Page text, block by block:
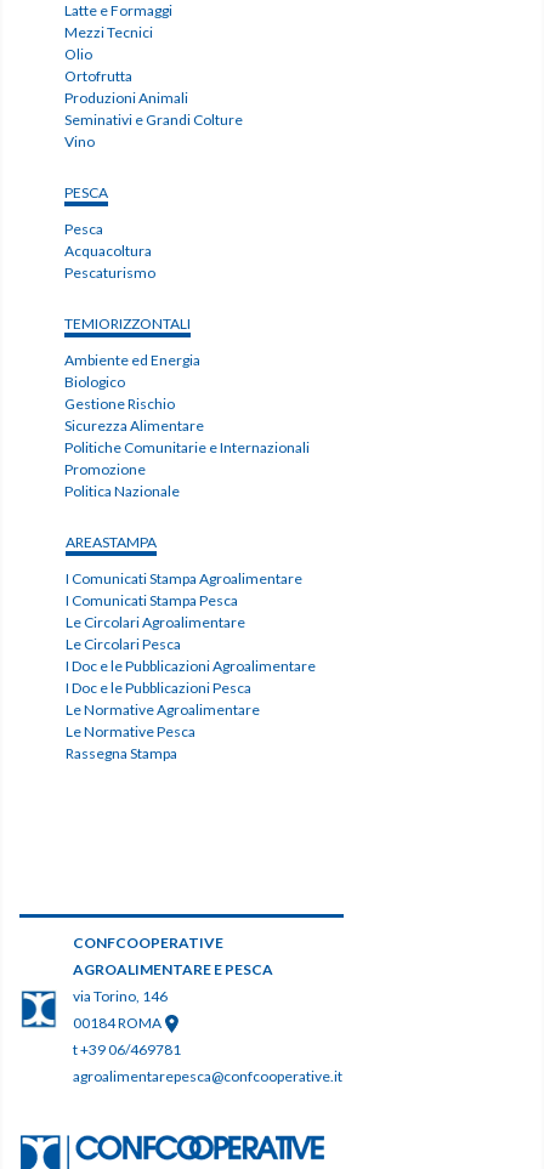
CONFCOOPERATIVE
AGROALIMENTARE E PESCA
via Torino, 146
00184 ROMA
t +39 06/469781
agroalimentarepesca@confcooperative.it
Latte e Formaggi
Mezzi Tecnici
Olio
Ortofrutta
Produzioni Animali
Seminativi e Grandi Colture
Vino
PESCA
Pesca
Acquacoltura
Pescaturismo
TEMIORIZZONTALI
Ambiente ed Energia
Biologico
Gestione Rischio
Sicurezza Alimentare
Politiche Comunitarie e Internazionali
Promozione
Politica Nazionale
AREASTAMPA
I Comunicati Stampa Agroalimentare
I Comunicati Stampa Pesca
Le Circolari Agroalimentare
Le Circolari Pesca
I Doc e le Pubblicazioni Agroalimentare
I Doc e le Pubblicazioni Pesca
Le Normative Agroalimentare
Le Normative Pesca
Rassegna Stampa